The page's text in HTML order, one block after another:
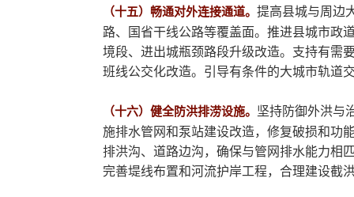
（十五）畅通对外连接通道。 提高县城与周边
路、国省干线公路等覆盖面。推进县城市政
境段、进出城瓶颈路段升级改造。支持有需
班线公交化改造。引导有条件的大城市轨道
（十六）健全防洪排涝设施。 坚持防御外洪与
施排水管网和泵站建设改造，修复破损和功
排洪沟、道路边沟，确保与管网排水能力相
完善堤线布置和河流护岸工程，合理建设截